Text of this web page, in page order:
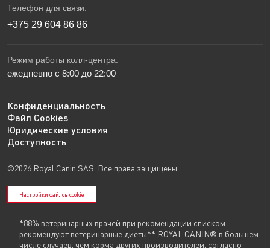
Телефон для связи:
+375 29 604 86 86
Режим работы колл-центра:
ежедневно с 8:00 до 22:00
Конфиденциальность
Файл Cookies
Юридические условия
Доступность
©2026 Royal Canin SAS. Все права защищены.
Настройки файлов cookie
*88% ветеринарных врачей при рекомендации списком
рекомендуют ветеринарные диеты** ROYAL CANIN® в большем
числе случаев, чем корма других производителей, согласно